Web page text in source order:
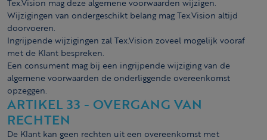
Tex.Vision mag deze algemene voorwaarden wijzigen.
Wijzigingen van ondergeschikt belang mag Tex.Vision altijd
doorvoeren.
Ingrijpende wijzigingen zal Tex.Vision zoveel mogelijk vooraf
met de Klant bespreken.
Een consument mag bij een ingrijpende wijziging van de
algemene voorwaarden de onderliggende overeenkomst
opzeggen.
ARTIKEL 33 - OVERGANG VAN
RECHTEN
De Klant kan geen rechten uit een overeenkomst met